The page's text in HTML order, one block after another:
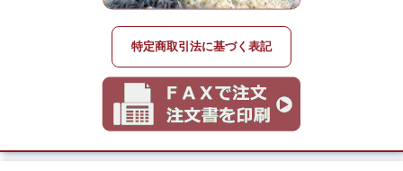
特定商取引法に基づく表記